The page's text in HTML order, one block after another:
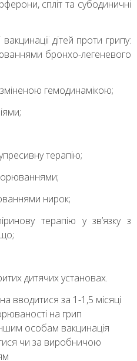
спліт та субодиничні
дітей проти грипу:
бронхо-легеневого
гемодинамікою;
терапію;
нирок;
терапію у зв’язку з
дитячих установах.
вводитися за 1-1,5 місяці
на грип
особам вакцинація
чи за виробничою